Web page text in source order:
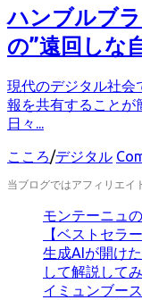
ハンブルブ
の”遠回しな
現代のデジタル社会
報を共有することが
日々...
カ
ゴ
こころ/デジタル
当ブログではアフィリエイ
モンテーニュ
【ベストセラ
生成AIが開け
して解説して
イミュンブー